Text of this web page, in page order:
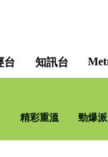
台 知訊台
精彩重溫 勁爆